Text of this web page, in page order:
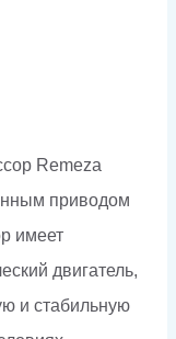
Remeza
приводом
имеет
двигатель,
и стабильную